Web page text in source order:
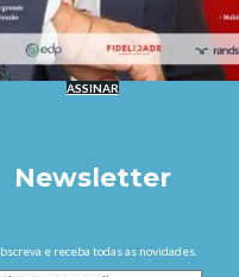
ASSINAR
Newsletter
e receba todas as novidades.